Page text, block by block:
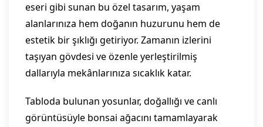
eseri gibi sunan bu özel tasarım, yaşam
alanlarınıza hem doğanın huzurunu hem de
estetik bir şıklığı getiriyor. Zamanın izlerini
taşıyan gövdesi ve özenle yerleştirilmiş
dallarıyla mekânlarınıza sıcaklık katar.
Tabloda bulunan yosunlar, doğallığı ve canlı
görüntüsüyle bonsai ağacını tamamlayarak